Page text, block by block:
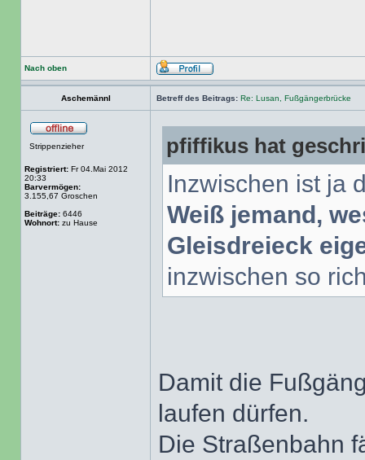
Nach oben
Aschemännl Betreff des Beitrags: Re: Lusan, Fußgängerbrücke
Strippenzieher
Registriert: Fr 04.Mai 2012
20:33
Barvermögen:
3.155,67 Groschen
Beiträge: 6446
Wohnort: zu Hause
pfiffikus hat
Inzwischen ist ja
Weiß jemand,
Gleisdreieck
inzwischen so
Damit die
laufen dürfen.
Die Straßenbahn